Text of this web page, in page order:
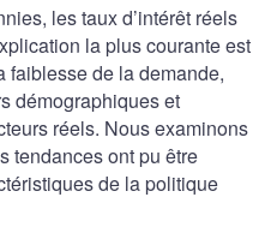
les taux d’intérêt réels
la plus courante est
faiblesse de la demande,
démographiques et
réels. Nous examinons
tendances ont pu être
de la politique